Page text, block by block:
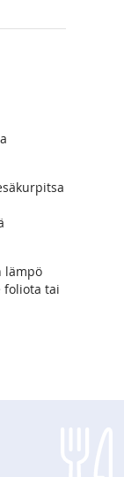
lämpö
foliota tai